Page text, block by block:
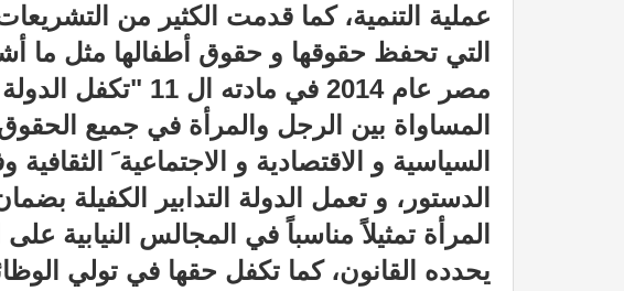
عملية التنمية، كما قدمت الكثير من التشريعات
التي تحفظ حقوقها و حقوق أطفالها مثل ما
مصر عام 2014 في مادته ال 11
المساواة بين الرجل والمرأة في جميع
السياسية و الاقتصادية و الاجتماعية َ الثقافية
الدستور، و تعمل الدولة التدابير الكفيلة
المرأة تمثيلاً مناسباً في المجالس النيابية
يحدده القانون، كما تكفل حقها في تولي